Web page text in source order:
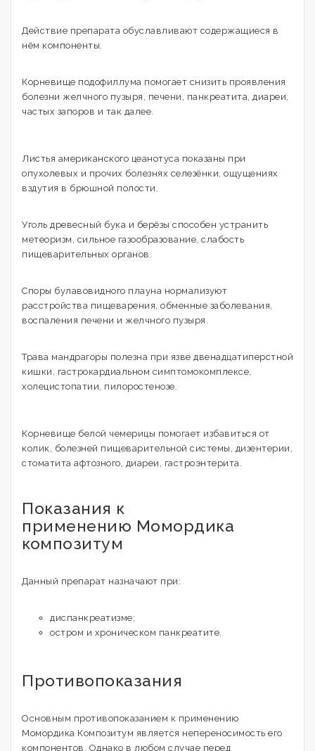
Действие препарата обуславливают содержащиеся в
нём компоненты.
Корневище подофиллума помогает снизить проявления
болезни желчного пузыря, печени, панкреатита, диареи,
частых запоров и так далее.
Листья американского цеанотуса показаны при
опухолевых и прочих болезнях селезёнки, ощущениях
вздутия в брюшной полости.
Уголь древесный бука и берёзы способен устранить
метеоризм, сильное газообразование, слабость
пищеварительных органов.
Споры булавовидного плауна нормализуют
расстройства пищеварения, обменные заболевания,
воспаления печени и желчного пузыря.
Трава мандрагоры полезна при язве двенадцатиперстной
кишки, гастрокардиальном симптомокомплексе,
холецистопатии, пилоростенозе.
Корневище белой чемерицы помогает избавиться от
колик, болезней пищеварительной системы, дизентерии,
стоматита афтозного, диареи, гастроэнтерита.
Показания к
применению Момордика
композитум
Данный препарат назначают при:
диспанкреатизме;
остром и хроническом панкреатите.
Противопоказания
Основным противопоказанием к применению
Момордика Композитум является непереносимость его
компонентов. Однако в любом случае перед